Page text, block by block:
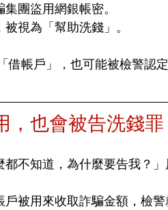
團盜用網銀帳密。
視為「幫助洗錢」。
借帳戶」，也可能被檢警認
，也會被告洗錢罪
不知道，為什麼要告我？」
戶被用來收取詐騙金額，檢警